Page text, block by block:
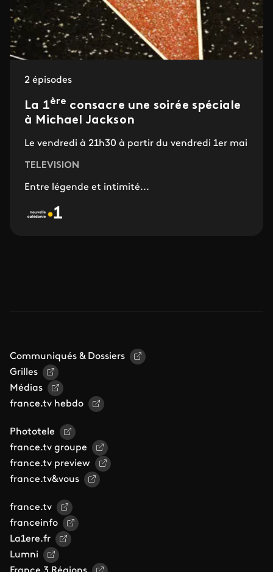
2 épisodes
La 1ère consacre une soirée spéciale
à Michael Jackson
Le vendredi à 21h30 à partir du vendredi 1er mai
TELEVISION
Entre légende et intimité...
Communiqués & Dossiers
Grilles
Médias
france.tv hebdo
Phototele
france.tv groupe
france.tv preview
france.tv&vous
france.tv
franceinfo
La1ere.fr
Lumni